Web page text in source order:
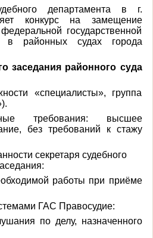
департамента в г.
конкурс на замещение
государственной
в районных судах города
заседания районного суда
«специалисты», группа
требования: высшее
без требований к стажу
секретаря судебного
работы при приёме
ГАС Правосудие:
по делу, назначенного